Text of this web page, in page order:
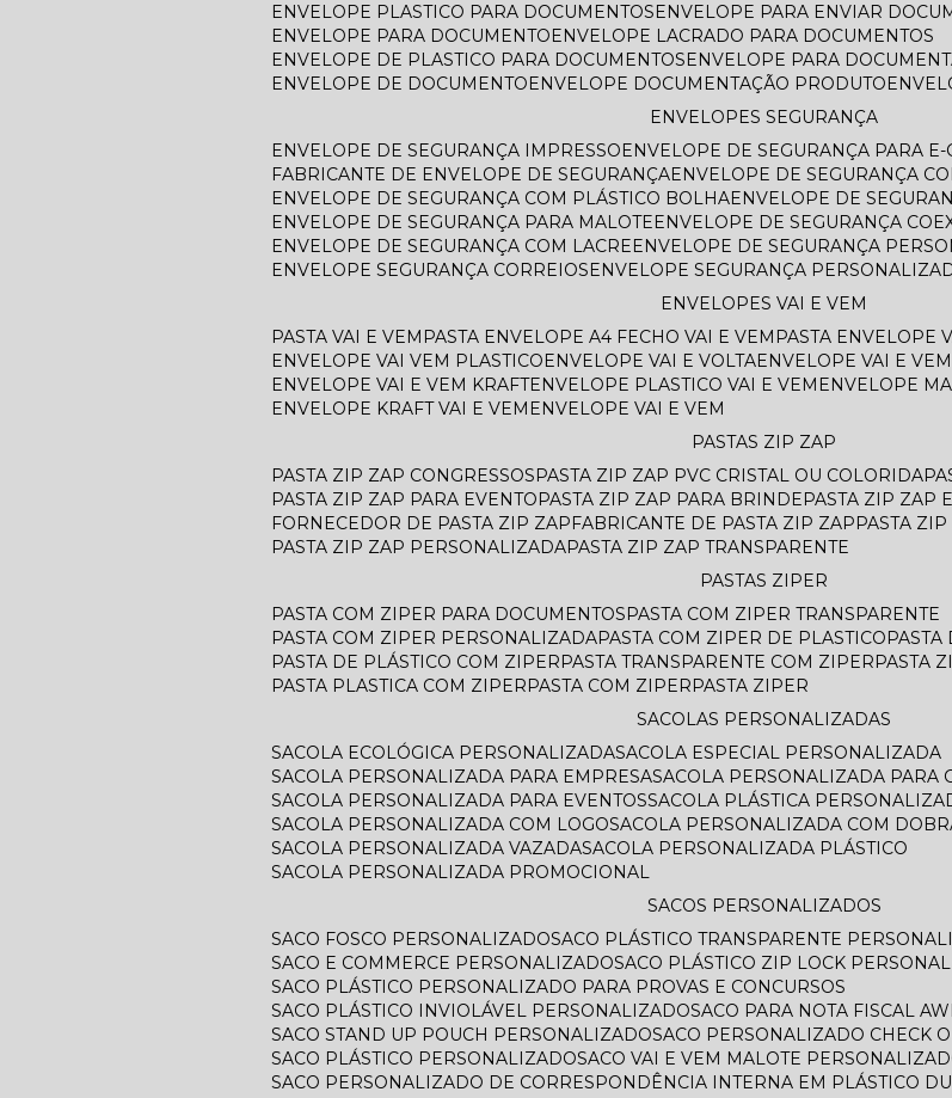
ENVELOPE PLASTICO PARA DOCUMENTOS
ENVELOPE PARA ENVIAR
ENVELOPE PARA DOCUMENTO
ENVELOPE LACRADO PARA DOCUMENTOS
ENVELOPE DE PLASTICO PARA DOCUMENTOS
ENVELOPE PARA
ENVELOPE DE DOCUMENTO
ENVELOPE DOCUMENTAÇÃO PRODUTO
ENVELOPES SEGURANÇA
ENVELOPE DE SEGURANÇA IMPRESSO
ENVELOPE DE SEGURANÇA PARA
FABRICANTE DE ENVELOPE DE SEGURANÇA
ENVELOPE DE SEGURANÇA
ENVELOPE DE SEGURANÇA COM PLÁSTICO BOLHA
ENVELOPE DE
ENVELOPE DE SEGURANÇA PARA MALOTE
ENVELOPE DE SEGURANÇA
ENVELOPE DE SEGURANÇA COM LACRE
ENVELOPE DE SEGURANÇA
ENVELOPE SEGURANÇA CORREIOS
ENVELOPE SEGURANÇA
ENVELOPES VAI E VEM
PASTA VAI E VEM
PASTA ENVELOPE A4 FECHO VAI E VEM PASTA ENVELOPE
ENVELOPE VAI VEM PLASTICO
ENVELOPE VAI E VOLTA
ENVELOPE VAI E
ENVELOPE VAI E VEM KRAFT
ENVELOPE PLASTICO VAI E VEM
ENVELOPE
ENVELOPE KRAFT VAI E VEM
ENVELOPE VAI E VEM
PASTAS ZIP ZAP
PASTA ZIP ZAP CONGRESSOS PASTA ZIP ZAP PVC CRISTAL OU COLORIDA
PASTA ZIP ZAP PARA EVENTO PASTA ZIP ZAP PARA BRINDE PASTA ZIP ZAP
FORNECEDOR DE PASTA ZIP ZAP FABRICANTE DE PASTA ZIP ZAP PASTA
PASTA ZIP ZAP PERSONALIZADA PASTA ZIP ZAP TRANSPARENTE
PASTAS ZIPER
PASTA COM ZIPER PARA DOCUMENTOS PASTA COM ZIPER TRANSPARENTE
PASTA COM ZIPER PERSONALIZADA PASTA COM ZIPER DE PLASTICO
PASTA DE PLÁSTICO COM ZIPER PASTA TRANSPARENTE COM ZIPER PASTA
PASTA PLASTICA COM ZIPER PASTA COM ZIPER PASTA ZIPER
SACOLAS PERSONALIZADAS
SACOLA ECOLÓGICA PERSONALIZADA SACOLA ESPECIAL PERSONALIZADA
SACOLA PERSONALIZADA PARA EMPRESA SACOLA PERSONALIZADA PARA
SACOLA PERSONALIZADA PARA EVENTOS SACOLA PLÁSTICA
SACOLA PERSONALIZADA COM LOGO SACOLA PERSONALIZADA COM
SACOLA PERSONALIZADA VAZADA SACOLA PERSONALIZADA PLÁSTICO
SACOLA PERSONALIZADA PROMOCIONAL
SACOS PERSONALIZADOS
SACO FOSCO PERSONALIZADO SACO PLÁSTICO TRANSPARENTE
SACO E COMMERCE PERSONALIZADO SACO PLÁSTICO ZIP LOCK
SACO PLÁSTICO PERSONALIZADO PARA PROVAS E CONCURSOS
SACO PLÁSTICO INVIOLÁVEL PERSONALIZADO SACO PARA NOTA FISCAL
SACO STAND UP POUCH PERSONALIZADO SACO PERSONALIZADO CHECK
SACO PLÁSTICO PERSONALIZADO SACO VAI E VEM MALOTE
SACO PERSONALIZADO DE CORRESPONDÊNCIA INTERNA EM PLÁSTICO